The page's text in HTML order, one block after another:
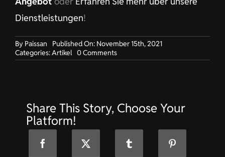
Dienstleistungen!
By Paissan
Published On: November 15th, 2021
Categories:Artikel 0 Commentson
Berufskleidung
Share This Story, Choose Your
Platform!